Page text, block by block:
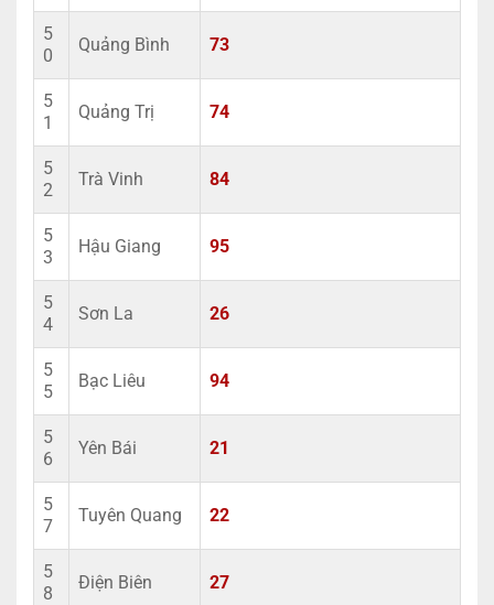
5
0
Quảng Bình 73
5
1
Quảng Trị 74
5
2
Trà Vinh 84
5
3
Hậu Giang 95
5
4
Sơn La 26
5
5
Bạc Liêu 94
5
6
Yên Bái 21
5
7
Tuyên Quang 22
5
8
Điện Biên 27